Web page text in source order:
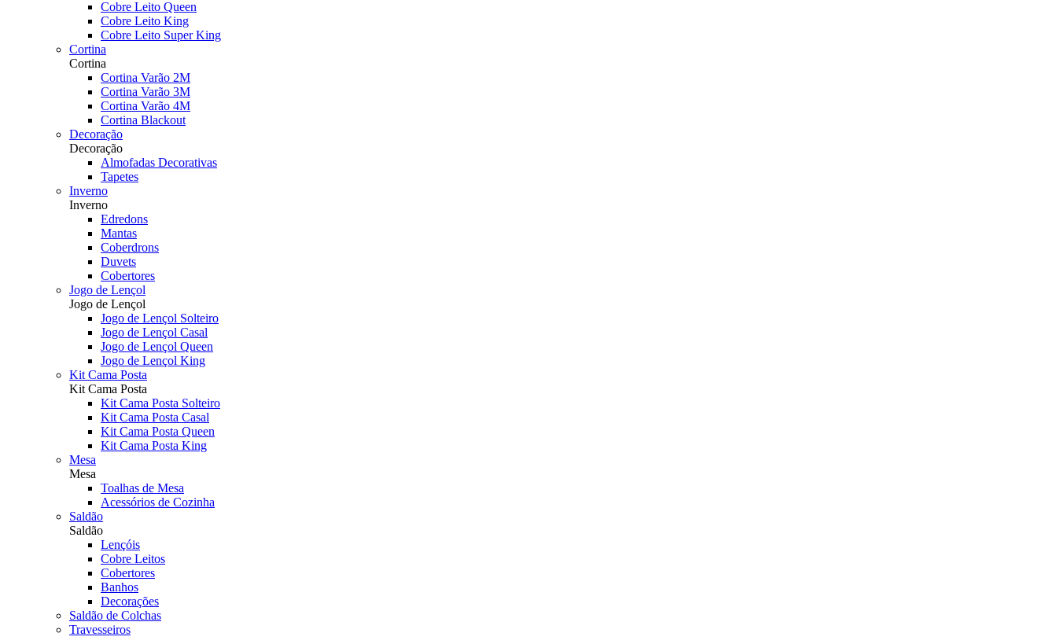
Cobre Leito Queen
Cobre Leito King
Cobre Leito Super King
Cortina
Cortina
Cortina Varão 2M
Cortina Varão 3M
Cortina Varão 4M
Cortina Blackout
Decoração
Decoração
Almofadas Decorativas
Tapetes
Inverno
Inverno
Edredons
Mantas
Coberdrons
Duvets
Cobertores
Jogo de Lençol
Jogo de Lençol
Jogo de Lençol Solteiro
Jogo de Lençol Casal
Jogo de Lençol Queen
Jogo de Lençol King
Kit Cama Posta
Kit Cama Posta
Kit Cama Posta Solteiro
Kit Cama Posta Casal
Kit Cama Posta Queen
Kit Cama Posta King
Mesa
Mesa
Toalhas de Mesa
Acessórios de Cozinha
Saldão
Saldão
Lençóis
Cobre Leitos
Cobertores
Banhos
Decorações
Saldão de Colchas
Travesseiros